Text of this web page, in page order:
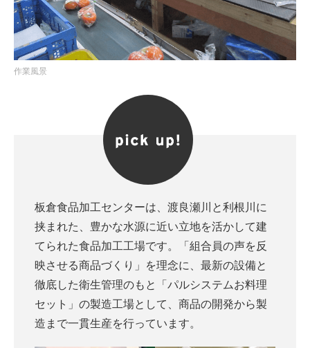
作業風景
板倉食品加工センターは、渡良瀬川と利根川に
挟まれた、豊かな水源に近い立地を活かして建
てられた食品加工工場です。「組合員の声を反
映させる商品づくり」を理念に、最新の設備と
徹底した衛生管理のもと「パルシステムお料理
セット」の製造工場として、商品の開発から製
造まで一貫生産を行っています。